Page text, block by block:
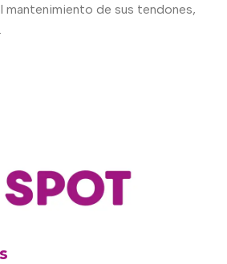
mantenimiento de sus tendones,